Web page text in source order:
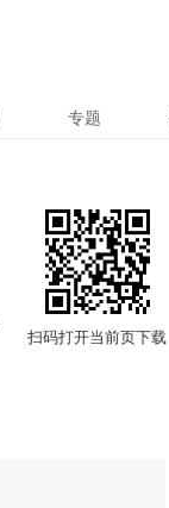
专题
扫码打开当前页下载